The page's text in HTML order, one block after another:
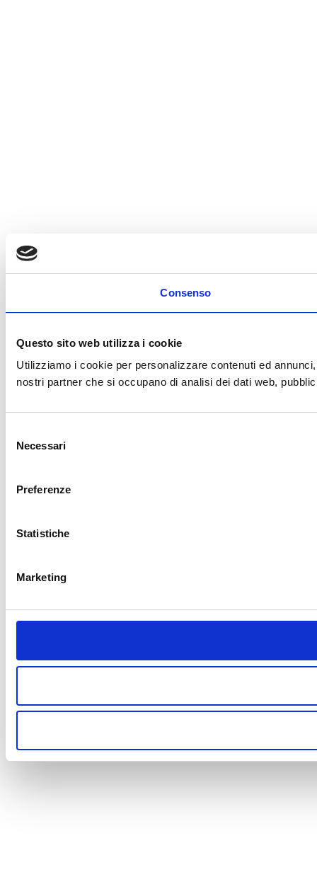
Consenso
Questo sito web utilizza i cookie
Utilizziamo i cookie per personalizzare contenuti ed
nostri partner che si occupano di analisi dei dati web,
delNecessari
Preferenze
Statistiche
Marketing